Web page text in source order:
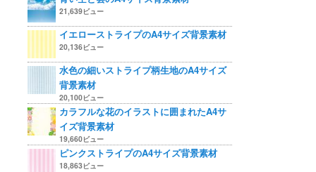
21,639ビュー
イエローストライプのA4サイズ背景素材
20,136ビュー
水色の細いストライプ柄生地のA4サイズ
背景素材
20,100ビュー
カラフルな花のイラストに囲まれたA4サ
イズ背景素材
19,660ビュー
ピンクストライプのA4サイズ背景素材
18,863ビュー